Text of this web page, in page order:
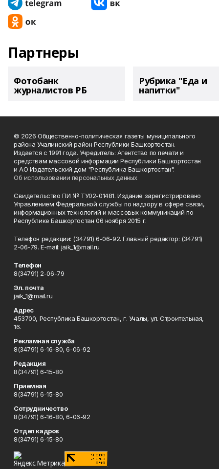
Партнеры
Фотобанк
журналистов РБ
Рубрика "Еда и
напитки"
© 2026 Общественно-политическая газеты муниципального
района Учалинский район Республики Башкортостан.
Издается с 1991 года. Учредитель: Агентство по печати и
средствам массовой информации Республики Башкортостан
и АО Издательский дом "Республика Башкортостан".
Об использовании персональных данных
Свидетельство ПИ № ТУ02-01481. Издание зарегистрировано
Управлением Федеральной службы по надзору в сфере связи,
информационных технологий и массовых коммуникаций по
Республике Башкортостан 06 ноября 2015 г.
Телефон редакции: (34791) 6-06-92. Главный редактор: (34791)
2-06-79. Е-mаil: jaik_1@mail.ru
Телефон
8(34791) 2-06-79
Эл. почта
jaik_1@mail.ru
Адрес
453700, Республика Башкортостан, г. Учалы, ул. Строительная,
16.
Рекламная служба
8(34791) 6-16-80, 6-06-92
Редакция
8(34791) 6-15-80
Приемная
8(34791) 6-15-80
Сотрудничество
8(34791) 6-16-80, 6-06-92
Отдел кадров
8(34791) 6-15-80